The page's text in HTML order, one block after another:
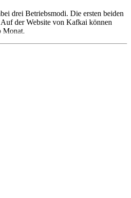
drei Betriebsmodi. Die ersten beiden
der Website von Kafkai können
Monat.